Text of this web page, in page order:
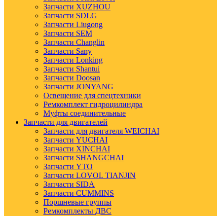
Запчасти XUZHOU
Запчасти SDLG
Запчасти Liugong
Запчасти SEM
Запчасти Changlin
Запчасти Sany
Запчасти Lonking
Запчасти Shantui
Запчасти Doosan
Запчасти JONYANG
Освещение для спецтехники
Ремкомплект гидроцилиндра
Муфты соединительные
Запчасти для двигателей
Запчасти для двигателя WEICHAI
Запчасти YUCHAI
Запчасти XINCHAI
Запчасти SHANGCHAI
Запчасти YTO
Запчасти LOVOL TIANJIN
Запчасти SIDA
Запчасти CUMMINS
Поршневые группы
Ремкомплекты ДВС